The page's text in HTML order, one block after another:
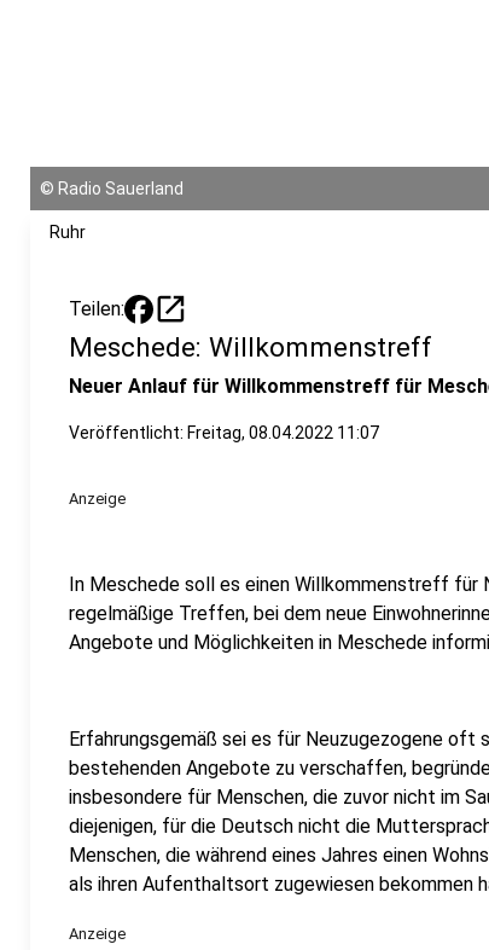
© Radio Sauerland
Ruhr
Teilen: open_in_new
Meschede: Willkommenstreff
Neuer Anlauf für Willkommenstreff für
Veröffentlicht: Freitag, 08.04.2022 11:07
Anzeige
In Meschede soll es einen Willkommenstreff für
regelmäßige Treffen, bei dem neue
Angebote und Möglichkeiten in Meschede
Erfahrungsgemäß sei es für Neuzugezogene oft
bestehenden Angebote zu verschaffen,
insbesondere für Menschen, die zuvor nicht im
diejenigen, für die Deutsch nicht die
Menschen, die während eines Jahres einen
als ihren Aufenthaltsort zugewiesen bekommen
Anzeige